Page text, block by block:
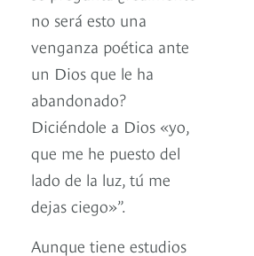
no será esto una
venganza poética ante
un Dios que le ha
abandonado?
Diciéndole a Dios «yo,
que me he puesto del
lado de la luz, tú me
dejas ciego»”.
Aunque tiene estudios